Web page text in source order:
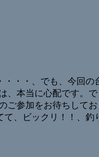
・・、でも、今回
本当に心配です。
参加をお待ちして
、ビックリ！！、釣